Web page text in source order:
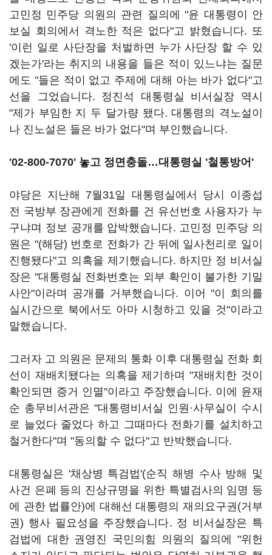
고민정 민주당 의원의 관련 질의에 "윤 대통령이 안
보실 회의에서 격노한 적은 없다"고 밝혔습니다. 또
'이런 일로 사단장을 처벌하면 누가 사단장 할 수 있
겠는가'라는 취지의 내용을 들은 적이 있느냐는 질문
에도 "들은 적이 없고 주제에 대해 아는 바가 없다"고
선을 그었습니다. 정진석 대통령실 비서실장 역시
"제가 부임한 지 두 달가량 됐다. 대통령의 격노설이
나 진노설은 들은 바가 없다"며 부인했습니다.
'02-800-7070' 놓고 정면충돌…대통령실 '철통방어'
야당은 지난해 7월31일 대통령실에서 당시 이종섭
전 국방부 장관에게 전화를 건 유선번호 사용자가 누
구냐며 정보 공개를 압박했습니다. 고민정 민주당 의
원은 "(해당) 번호로 전화가 간 뒤에 일사천리로 일이
진행됐다"고 의혹을 제기했습니다. 하지만 정 비서실
장은 "대통령실 전화번호는 외부 확인이 불가한 기밀
사안"이라며 공개를 거부했습니다. 이어 "이 회의를
실시간으로 북에서도 아마 시청하고 있을 것"이라고
말했습니다.
그러자 고 의원은 문제의 통화 이후 대통령실 전화 회
선이 재배치됐다는 의혹을 제기하며 "재배치한 것이
확인되면 증거 인멸"이라고 주장했습니다. 이에 윤재
순 총무비서관은 "대통령비서실 인원·사무실이 수시
로 늘었다 줄었다 하고 그때마다 전화기를 설치하고
철거한다"며 "동의할 수 없다"고 반박했습니다.
대통령실은 '채상병 특검법'(순직 해병 수사 방해 및
사건 은폐 등의 진상규명을 위한 특별검사의 임명 등
에 관한 법률안)에 대해선 대통령의 재의요구권(거부
권) 행사 필요성을 주장했습니다. 정 비서실장은 특
검법에 대한 권영진 국민의힘 의원의 질의에 "위헌